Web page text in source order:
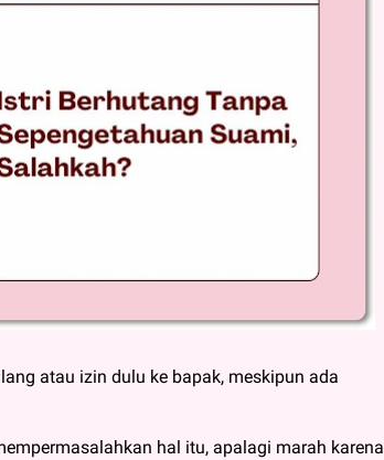
atau izin dulu ke bapak, meskipun ada
hal itu, apalagi marah karena